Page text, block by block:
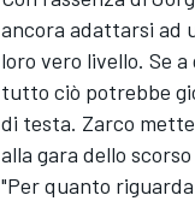
ancora adattarsi ad
loro vero livello. Se
tutto ciò potrebbe
di testa. Zarco
alla gara dello
"Per quanto